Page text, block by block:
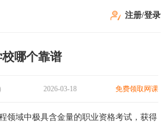
注册/登录
哪个靠谱
2026-03-18 免费领取网课
领域中极具含金量的职业资格考试，获得